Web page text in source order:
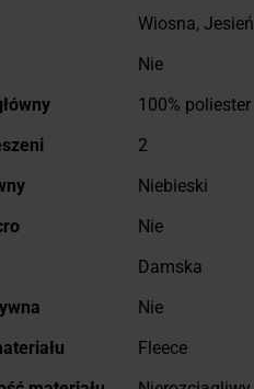
Wiosna, Jesień
Nie
100% poliester
2
Niebieski
Nie
Damska
Nie
Fleece